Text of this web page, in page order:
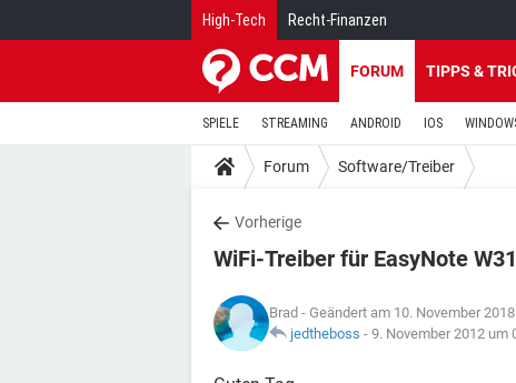
High-Tech Recht-Finanzen
FORUM TIPPS &
SPIELE STREAMING ANDROID IOS
Forum Software/Treiber
Vorherige
WiFi-Treiber für EasyNote
Brad - Geändert am 10. November
jedtheboss - 9. November 2012 um